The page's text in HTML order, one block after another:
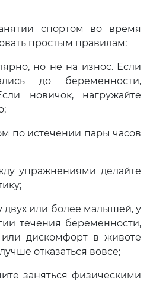
спортом во время
простым правилам:
но не на износ. Если
до беременности,
новичок, нагружайте
по истечении пары часов
упражнениями делайте
двух или более малышей, у
течения беременности,
или дискомфорт в животе
отказаться вовсе;
заняться физическими